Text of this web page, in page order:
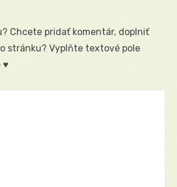
Chcete pridať komentár, doplniť
stránku? Vyplňte textové pole
♥